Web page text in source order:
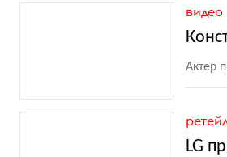
видео
Актер
LG